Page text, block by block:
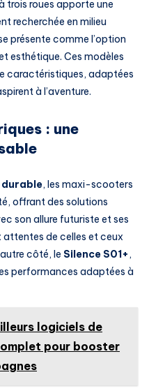
trois roues apporte une
recherchée en milieu
présente comme l’option
esthétique. Ces modèles
caractéristiques, adaptées
à l’aventure.
: une
, les maxi-scooters
offrant des solutions
son allure futuriste et ses
de celles et ceux
côté, le Silence S01+,
performances adaptées à
logiciels de
pour booster